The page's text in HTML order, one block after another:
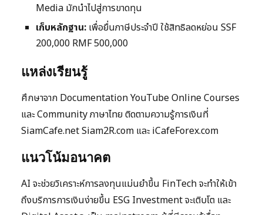
Media มักนำไปสู่การขาดทุน
เก็บหลักฐาน: เพื่อยื่นภาษีประจำปี ใช้สิทธิลดหย่อน SSF
200,000 RMF 500,000
แหล่งเรียนรู้
ศึกษาจาก Documentation YouTube Online Courses
และ Community ภาษาไทย ติดตามความรู้การเงินที่
SiamCafe.net Siam2R.com และ iCafeForex.com
แนวโน้มอนาคต
AI จะช่วยวิเคราะห์การลงทุนแม่นยำขึ้น FinTech จะทำให้เข้า
ถึงบริการการเงินง่ายขึ้น ESG Investment จะเติบโต และ